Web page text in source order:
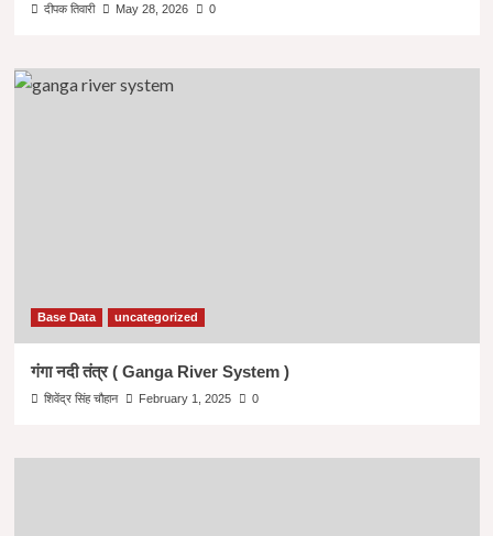
दीपक तिवारी May 28, 2026 0
Base Data uncategorized
गंगा नदी तंत्र ( Ganga River System )
शिवेंद्र सिंह चौहान February 1, 2025 0